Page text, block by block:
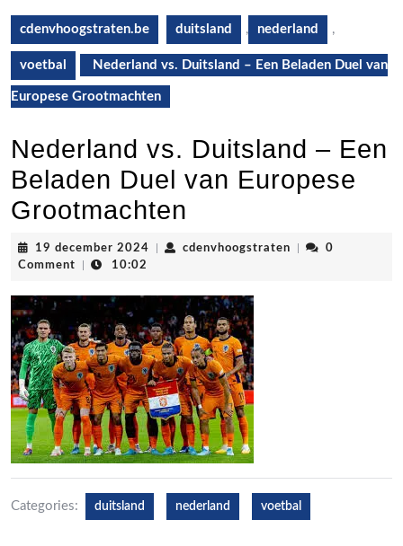
cdenvhoogstraten.be duitsland , nederland ,
voetbal Nederland vs. Duitsland – Een Beladen Duel van
Europese Grootmachten
Nederland vs. Duitsland – Een
Beladen Duel van Europese
Grootmachten
19 december 2024 19
cdenvhoogstraten cdenvhoogstraten
0
Comment
10:02
Categories: duitsland nederland voetbal